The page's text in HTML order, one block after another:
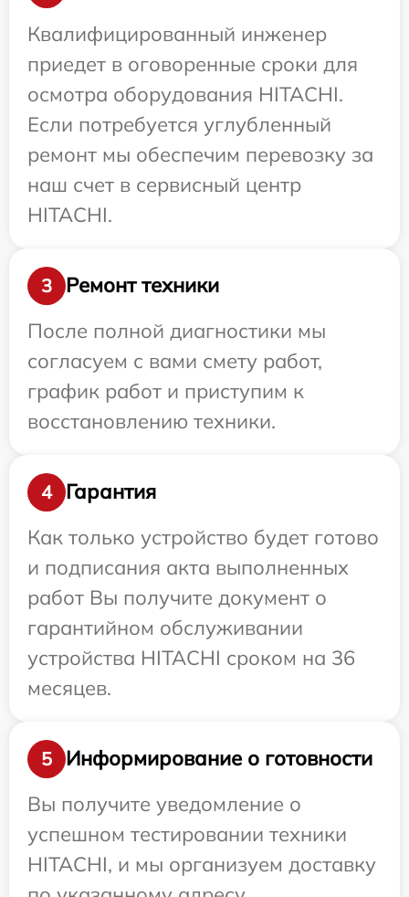
Квалифицированный инженер
приедет в оговоренные сроки для
осмотра оборудования HITACHI.
Если потребуется углубленный
ремонт мы обеспечим перевозку за
наш счет в сервисный центр
HITACHI.
3
Ремонт техники
После полной диагностики мы
согласуем с вами смету работ,
график работ и приступим к
восстановлению техники.
4
Гарантия
Как только устройство будет готово
и подписания акта выполненных
работ Вы получите документ о
гарантийном обслуживании
устройства HITACHI сроком на 36
месяцев.
5
Информирование о готовности
Вы получите уведомление о
успешном тестировании техники
HITACHI, и мы организуем доставку